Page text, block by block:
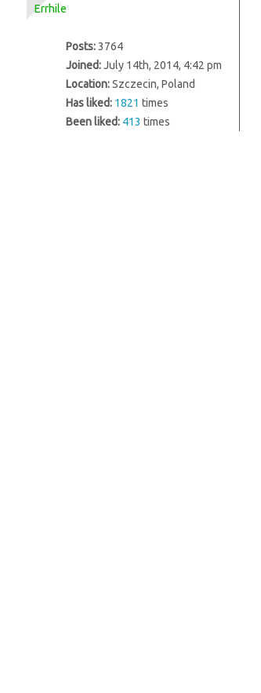
Errhile
Posts:3764
Joined:July 14th, 2014, 4:42 pm
Location:Szczecin, Poland
Has liked: 1821 times
Been liked: 413 times